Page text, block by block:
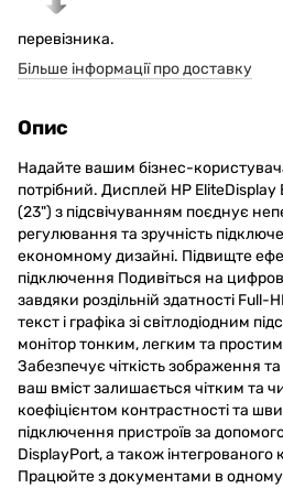
перевізника.
Більше інформації про доставку
Опис
Надайте вашим бізнес-
потрібний. Дисплей HP EliteDisplay
(23") з підсвічуванням поєднує
регулювання та зручність
економному дизайні. Підвищте
підключення Подивіться на
завдяки роздільній здатності
текст і графіка зі світлодіодним
монітор тонким, легким та
Забезпечує чіткість зображення
ваш вміст залишається чітким та
коефіцієнтом контрастності та
підключення пристроїв за
DisplayPort, а також інтегрованого
Працюйте з документами в одному